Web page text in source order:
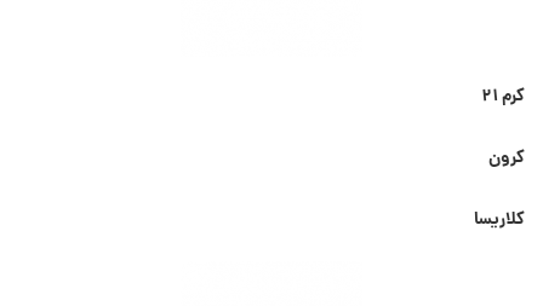
کرم ۲۱
کرون
کلاریسا